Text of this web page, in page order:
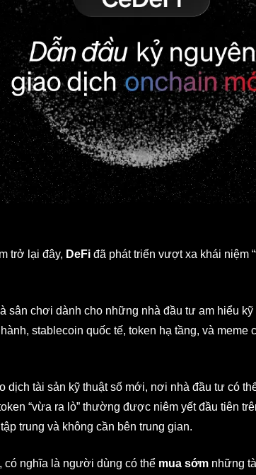
trở lại đây, DeFi đã phát triển vượt xa khái niệm
sân chơi dành cho những nhà đầu tư am hiểu kỹ
stablecoin quốc tế, token hạ tầng, và meme
dịch tài sản kỹ thuật số mới, nơi nhà đầu tư có
“vừa ra lò” thường được niêm yết đầu tiên
trung và không cần bên trung gian.
có nghĩa là người dùng có thể mua sớm những